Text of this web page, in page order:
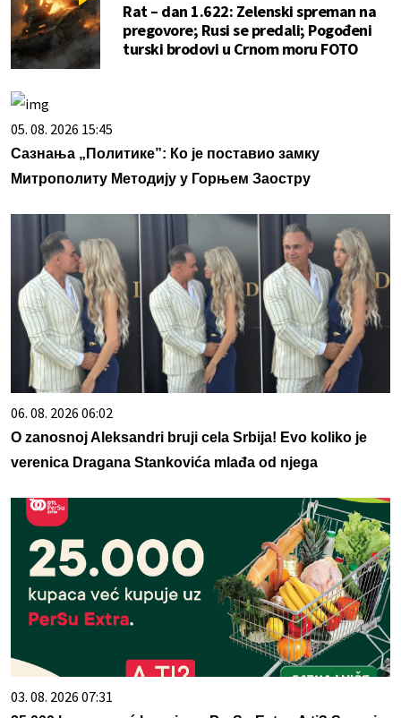
Rat – dan 1.622: Zelenski spreman na
pregovore; Rusi se predali; Pogođeni
turski brodovi u Crnom moru FOTO
05. 08. 2026 15:45
Сазнања „Политике”: Ко је поставио замку
Митрополиту Методију у Горњем Заостру
06. 08. 2026 06:02
O zanosnoj Aleksandri bruji cela Srbija! Evo koliko je
verenica Dragana Stankovića mlađa od njega
03. 08. 2026 07:31